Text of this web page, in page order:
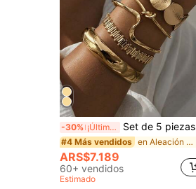
-30% ¡Últimos 3 días Set de 5 piezas de brazaletes anchos de diseño geométrico de metal de moda, adecuados para uso diario y como regalo
#4 Más vendidos en Aleación De Zinc Brazaletes de mujer
ARS$7.189
60+ vendidos
Estimado